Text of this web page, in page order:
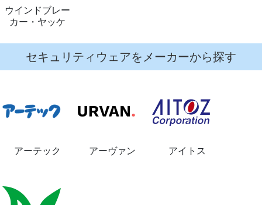
ウインドブレー
カー・ヤッケ
セキュリティウェアをメーカーから探す
アーテック アーヴァン アイトス